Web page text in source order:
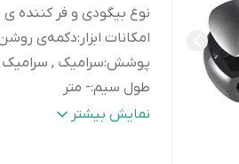
نوع بیگودی و فر کننده ی
امکانات ابزار :دکمه‌ی
پوشش:سرامیک , سرامیک
طول سیم:- متر
رنگ:نقره ای
نمایش بیشتر